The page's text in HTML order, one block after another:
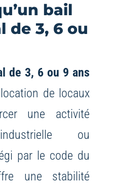
bail
de 3, 6 ou
de 3, 6 ou 9 ans
de locaux
une activité
ou
par le code du
une stabilité